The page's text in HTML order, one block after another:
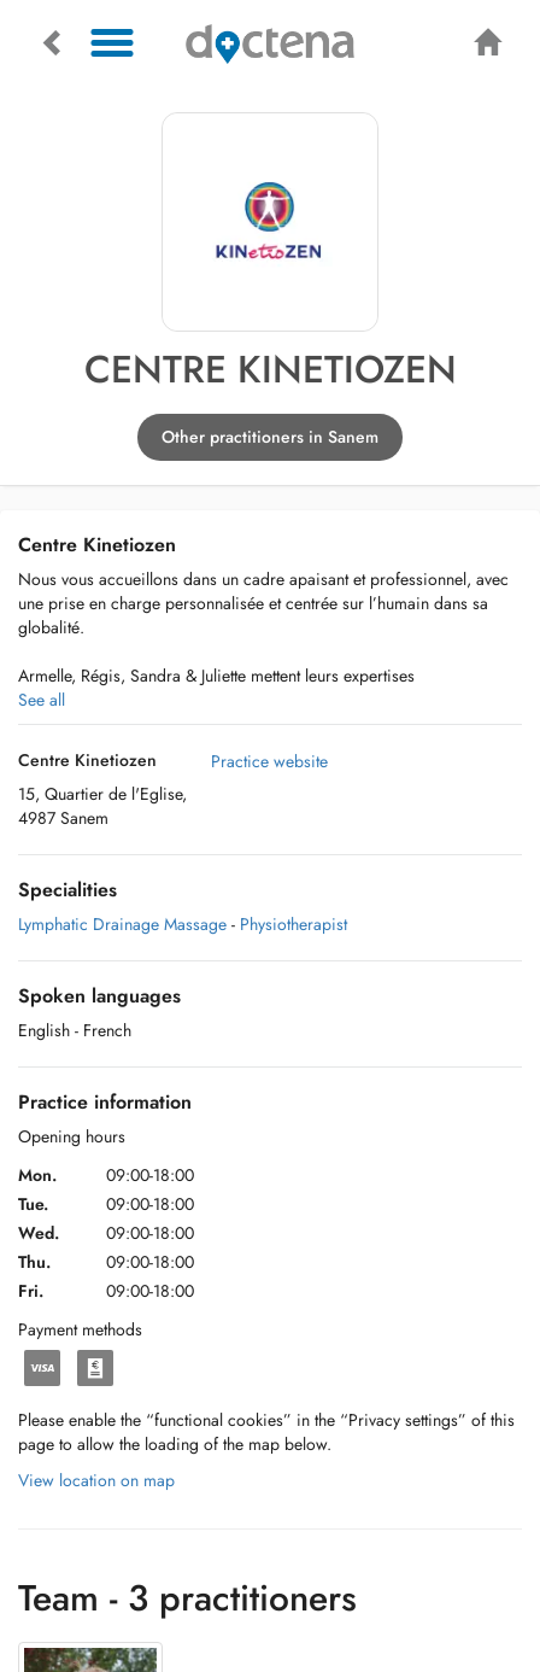
CENTRE KINETIOZEN
Other practitioners in Sanem
Centre Kinetiozen
Nous vous accueillons dans un cadre apaisant et professionnel, avec
une prise en charge personnalisée et centrée sur l’humain dans sa
globalité.
Armelle, Régis, Sandra & Juliette mettent leurs expertises
complémentaires au service de votre santé, avec une approche douce,
bienveillante et rigoureuse.
Notre philosophie : comprendre l’origine des troubles pour
rééquilibrer les différents systèmes du corps, plutôt que de se limiter
aux symptômes.
Drainage Lymphatique (cancer du sein), Ostéo-étiopathie, Thérapie
Manuelle, Fasciathérapie et Thérapie chinoise.
L'équipe vous accueille sur rendez vous du lundi au vendredi au
cabinet situé à Sanem ou à votre domicile.
See all
Centre Kinetiozen
15, Quartier de l'Eglise,
4987 Sanem
Practice website
Specialities
Lymphatic Drainage Massage - Physiotherapist
Spoken languages
English - French
Practice information
Opening hours
Mon.
09:00-18:00
Tue.
09:00-18:00
Wed.
09:00-18:00
Thu.
09:00-18:00
Fri.
09:00-18:00
Payment methods
Please enable the “functional cookies” in the “Privacy settings” of this
page to allow the loading of the map below.
View location on map
Team - 3 practitioners